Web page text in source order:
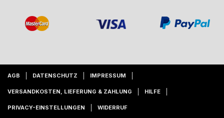
AGB DATENSCHUTZ IMPRESSUM
VERSANDKOSTEN, LIEFERUNG & ZAHLUNG HILFE
PRIVACY-EINSTELLUNGEN WIDERRUF